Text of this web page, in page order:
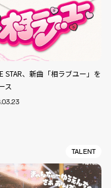
STAR、新曲「相ラブユー」を
ス
TALENT